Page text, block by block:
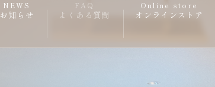
NEWS
お知らせ
FAQ
よくある質問
Online store
オンラインストア